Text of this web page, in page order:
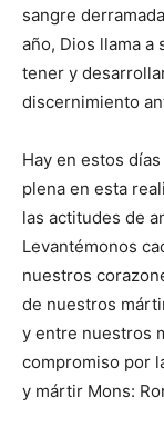
sangre
año, Dios llama a
tener y
discernimiento
Hay en estos
plena en esta
las actitudes de
Levantémonos
nuestros
de nuestros
y entre nuestros
compromiso por
y mártir Mons: